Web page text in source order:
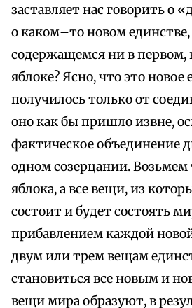
заставляет нас говорить о
о каком–то новом единстве,
содержащемся ни в первом,
яблоке? Ясно, что это новое
получилось только от
оно как бы пришло извне,
фактическое объединение
одном созерцании. Возьмем
яблока, а все вещи, из
состоит и будет состоять
прибавлением каждой
двум или трем вещам
становиться все новым и
вещи мира образуют, в